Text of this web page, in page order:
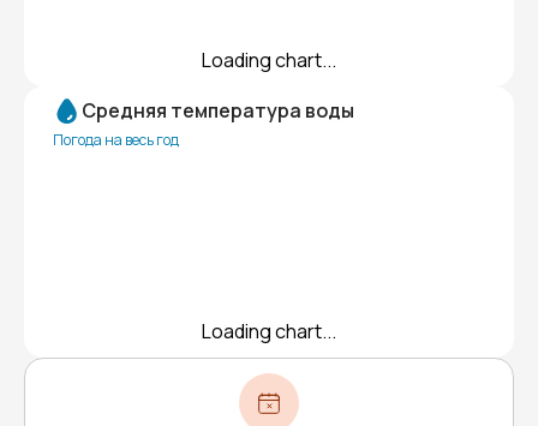
Loading chart...
Средняя температура воды
Погода на весь год
Loading chart...